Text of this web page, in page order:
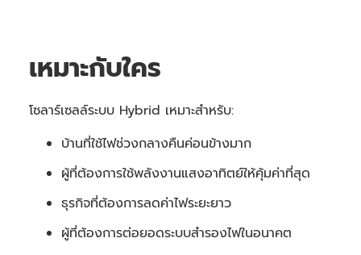
เหมาะกับใคร
โซลาร์เซลล์ระบบ Hybrid เหมาะสำหรับ:
บ้านที่ใช้ไฟช่วงกลางคืนค่อนข้างมาก
ผู้ที่ต้องการใช้พลังงานแสงอาทิตย์ให้คุ้มค่าที่สุด
ธุรกิจที่ต้องการลดค่าไฟระยะยาว
ผู้ที่ต้องการต่อยอดระบบสำรองไฟในอนาคต